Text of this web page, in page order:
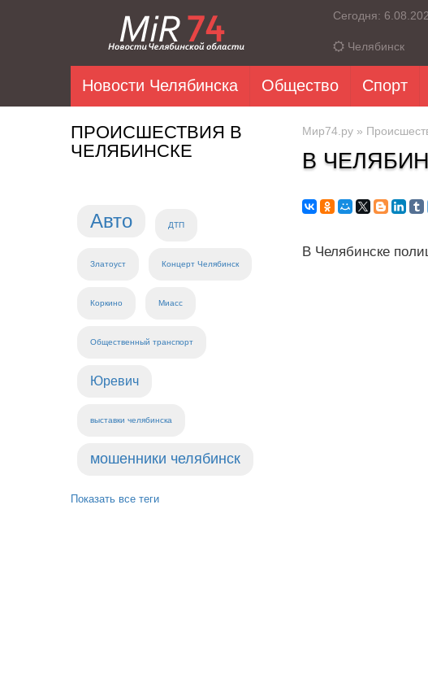
Сегодня:
Челябинск
Новости Челябинска Общество Спорт
ПРОИСШЕСТВИЯ В
ЧЕЛЯБИНСКЕ
Авто ДТП
Златоуст Концерт Челябинск
Коркино Миасс
Общественный транспорт
Юревич
выставки челябинска
мошенники челябинск
Показать все теги
Мир74.ру »
В
В Челябинске